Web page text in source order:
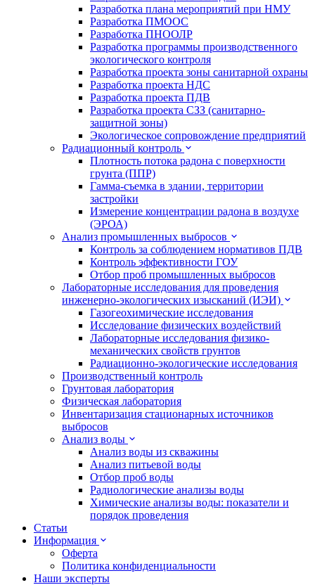
Разработка плана мероприятий при НМУ
Разработка ПМООС
Разработка ПНООЛР
Разработка программы производственного
экологического контроля
Разработка проекта зоны санитарной охраны
Разработка проекта НДС
Разработка проекта ПДВ
Разработка проекта СЗЗ (санитарно-
защитной зоны)
Экологическое сопровождение предприятий
Радиационный контроль
Плотность потока радона с поверхности
грунта (ППР)
Гамма-съемка в здании, территории
застройки
Измерение концентрации радона в воздухе
(ЭРОА)
Анализ промышленных выбросов
Контроль за соблюдением нормативов ПДВ
Контроль эффективности ГОУ
Отбор проб промышленных выбросов
Лабораторные исследования для проведения
инженерно-экологических изысканий (ИЭИ)
Газогеохимические исследования
Исследование физических воздействий
Лабораторные исследования физико-
механических свойств грунтов
Радиационно-экологические исследования
Производственный контроль
Грунтовая лаборатория
Физическая лаборатория
Инвентаризация стационарных источников
выбросов
Анализ воды
Анализ воды из скважины
Анализ питьевой воды
Отбор проб воды
Радиологические анализы воды
Химические анализы воды: показатели и
порядок проведения
Статьи
Информация
Оферта
Политика конфиденциальности
Наши эксперты